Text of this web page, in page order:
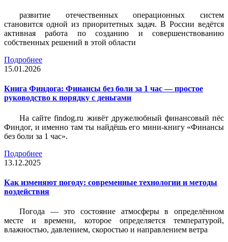
развитие отечественных операционных систем
становится одной из приоритетных задач. В России ведётся
активная работа по созданию и совершенствованию
собственных решений в этой области
Подробнее
15.01.2026
Книга Финдога: Финансы без боли за 1 час — простое
руководство к порядку с деньгами
На сайте findog.ru живёт дружелюбный финансовый пёс
Финдог, и именно там ты найдёшь его мини‑книгу «Финансы
без боли за 1 час».
Подробнее
13.12.2025
Как изменяют погоду: современные технологии и методы
воздействия
Погода — это состояние атмосферы в определённом
месте и времени, которое определяется температурой,
влажностью, давлением, скоростью и направлением ветра